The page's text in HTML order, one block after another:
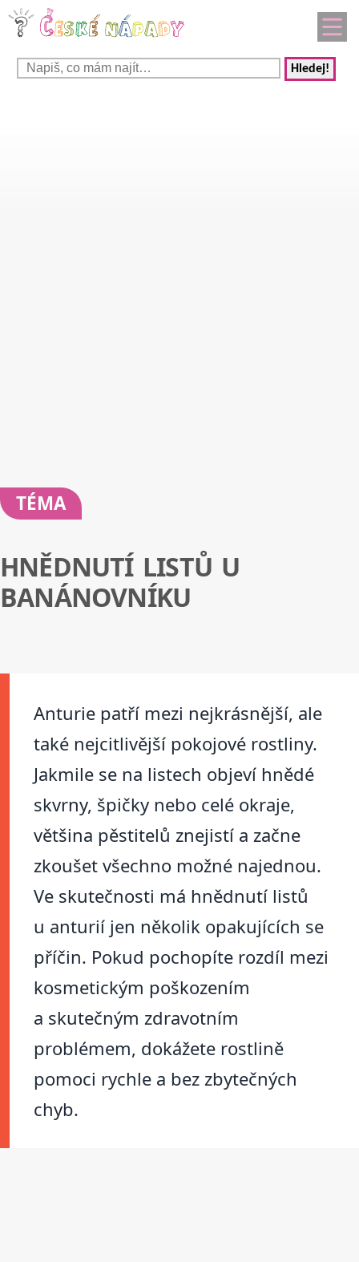
Hledej!
TÉMA
HNĚDNUTÍ LISTŮ U
BANÁNOVNÍKU
Anturie patří mezi nejkrásnější, ale
také nejcitlivější pokojové rostliny.
Jakmile se na listech objeví hnědé
skvrny, špičky nebo celé okraje,
většina pěstitelů znejistí a začne
zkoušet všechno možné najednou.
Ve skutečnosti má hnědnutí listů
u anturií jen několik opakujících se
příčin. Pokud pochopíte rozdíl mezi
kosmetickým poškozením
a skutečným zdravotním
problémem, dokážete rostlině
pomoci rychle a bez zbytečných
chyb.